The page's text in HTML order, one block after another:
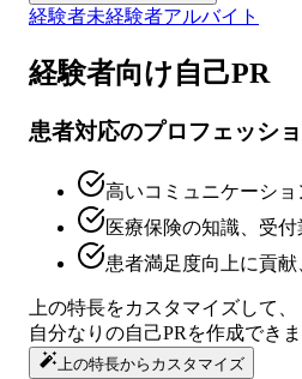
経験者未経験者アルバイト
経験者向け自己PR
患者対応のプロフェッシ
高いコミュニケーショ
医療保険の知識、受
患者満足度向上に貢
上の特長をカスタマイズして、
自分なりの自己PR を作成でき
上の特長からカスタマイズ